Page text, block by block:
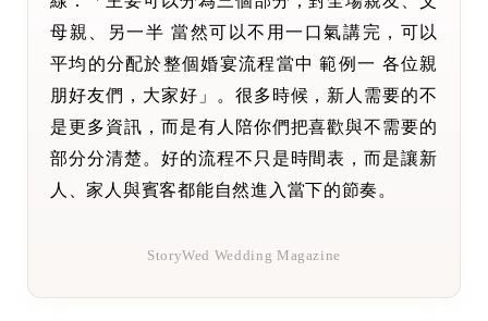
母親、另一半 當然可以不用一口氣講完，可以
平均的分配於整個婚宴流程當中 範例一 各位親
朋好友們，大家好」。很多時候，新人需要的不
是更多資訊，而是有人陪你們把喜歡與不需要的
部分分清楚。好的流程不只是時間表，而是讓新
人、家人與賓客都能自然進入當下的節奏。
StoryWed Wedding Magazine